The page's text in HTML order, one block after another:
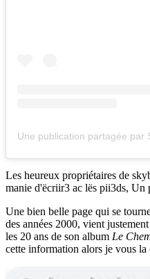
Les heureux propriétaires de
manie d'ëcriir3 ac lës pii3ds,
Une bien belle page qui se
des années 2000, vient
les 20 ans de son album Le
cette information alors je vous